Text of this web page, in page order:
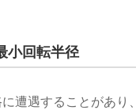
小回転半径
遭遇することがあ